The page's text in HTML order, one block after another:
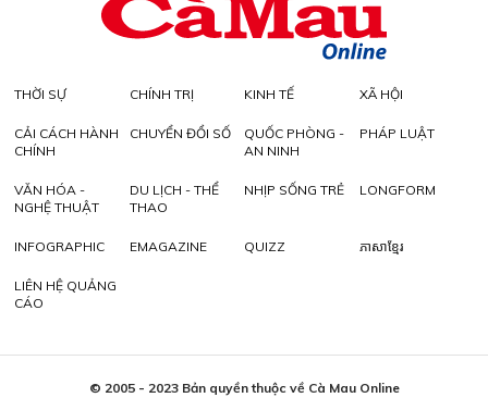
THỜI SỰ CHÍNH TRỊ KINH TẾ XÃ HỘI
CẢI CÁCH HÀNH
CHÍNH
CHUYỂN ĐỔI SỐ
QUỐC PHÒNG -
AN NINH
PHÁP LUẬT
VĂN HÓA -
NGHỆ THUẬT
DU LỊCH - THỂ
THAO
NHỊP SỐNG TRẺ LONGFORM
INFOGRAPHIC EMAGAZINE QUIZZ ភាសាខ្មែរ
LIÊN HỆ QUẢNG
CÁO
© 2005 - 2023 Bản quyền thuộc về Cà Mau Online